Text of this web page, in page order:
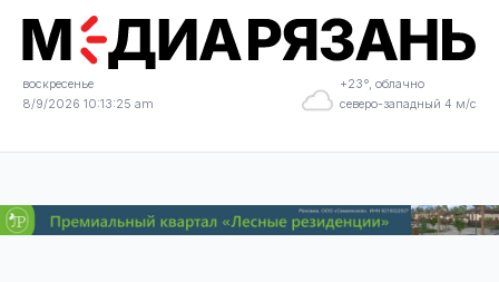
воскресенье
8/9/2026 10:13:25 am
+23°, облачно
северо-западный 4 м/с